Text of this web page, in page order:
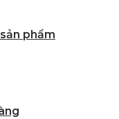
phẩm